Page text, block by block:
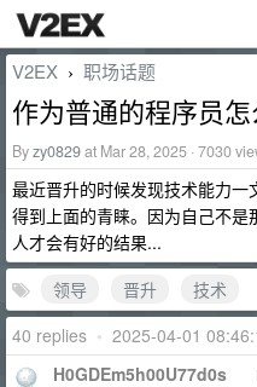
V2EX › 职场话题
作为普通的程序员怎
Byzy0829at Mar 28, 2025 · 7030
最近晋升的时候发现技术能力
得到上面的青睐。因为自己不
人才会有好的结果...
领导
晋升
技术
40 replies • 2025-04-01
H0GDEm5h00U77d0s